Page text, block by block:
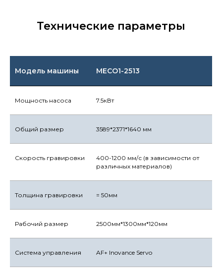
Технические параметры
Модель машины MECO1-2513
Мощность насоса 7.5кВт
Общий размер 3589*2371*1640 мм
Скорость гравировки
400-1200 мм/с (в зависимости от
различных материалов)
Толщина гравировки = 50мм
Рабочий размер 2500мм*1300мм*120мм
Система управления AF+ Inovance Servo